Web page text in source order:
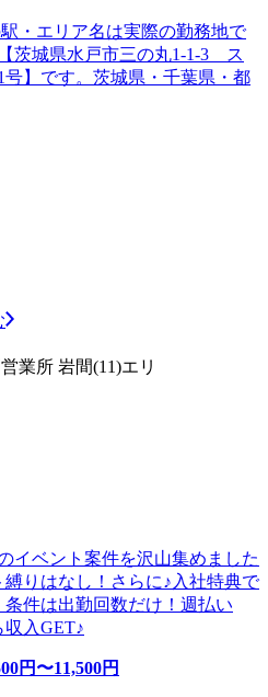
・エリア名は実際の勤務地で
茨城県水戸市三の丸1-1-3 ス
】です。茨城県・千葉県・都
業所 岩間(11)エリ
イベント案件を沢山集めました
りはなし！さらに♪入社特典で
件は出勤回数だけ！週払い
入GET♪
円〜11,500円